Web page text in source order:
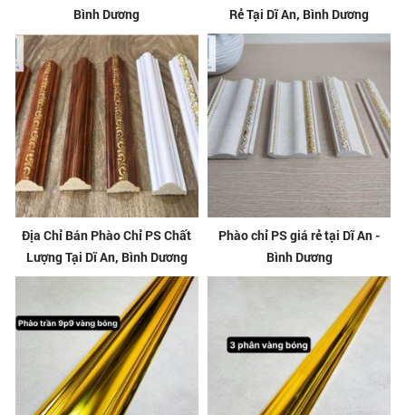
Bình Dương
Rẻ Tại Dĩ An, Bình Dương
Địa Chỉ Bán Phào Chỉ PS Chất
Lượng Tại Dĩ An, Bình Dương
Phào chỉ PS giá rẻ tại Dĩ An -
Bình Dương